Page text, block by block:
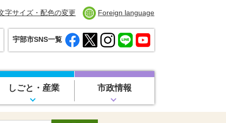
字サイズ・配色の変更 Foreign language
宇部市SNS一覧
しごと・産業 市政情報